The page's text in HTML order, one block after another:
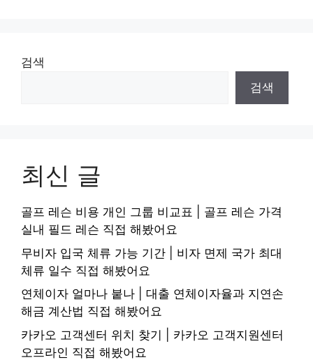
검색
검색
최신 글
골프 레슨 비용 개인 그룹 비교표 | 골프 레슨 가격
실내 필드 레슨 직접 해봤어요
무비자 입국 체류 가능 기간 | 비자 면제 국가 최대
체류 일수 직접 해봤어요
연체이자 얼마나 붙나 | 대출 연체이자율과 지연손
해금 계산법 직접 해봤어요
카카오 고객센터 위치 찾기 | 카카오 고객지원센터
오프라인 직접 해봤어요